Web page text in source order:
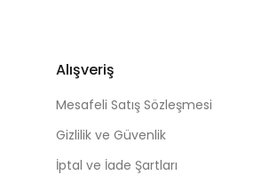
Alışveriş
Mesafeli Satış Sözleşmesi
Gizlilik ve Güvenlik
İptal ve İade Şartları